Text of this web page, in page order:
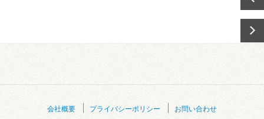
会社概要 プライバシーポリシー お問い合わせ